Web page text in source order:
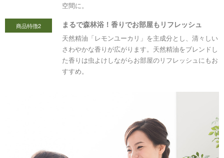
空間に。
商品特徴2 まるで森林浴！香りでお部屋もリフレッシュ
天然精油「レモンユーカリ」を主成分とし、清々しい
さわやかな香りが広がります。天然精油をブレンドし
た香りは虫よけしながらお部屋のリフレッシュにもお
すすめ。